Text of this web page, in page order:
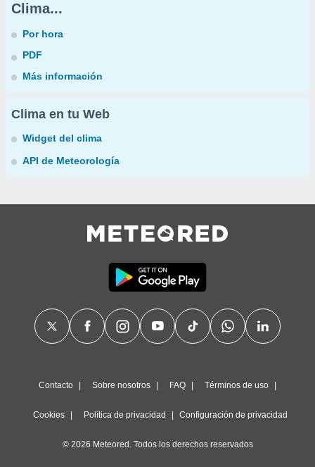
Clima...
Por hora
PDF
Más información
Clima en tu Web
Widget del clima
API de Meteorología
Contacto Sobre nosotros FAQ Términos de uso
Cookies Política de privacidad Configuración de privacidad
© 2026 Meteored. Todos los derechos reservados